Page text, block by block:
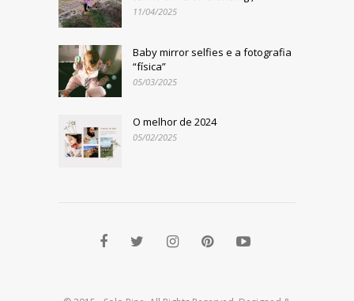
11/04/2025
Baby mirror selfies e a fotografia
“física”
05/03/2025
O melhor de 2024
05/02/2025